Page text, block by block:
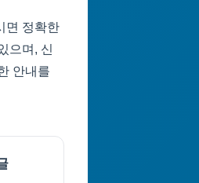
면 정확한
으며, 신
안내를